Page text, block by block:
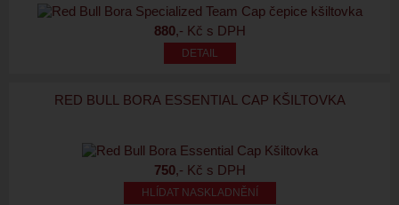
880,- Kč s DPH
RED BULL BORA ESSENTIAL CAP KŠILTOVKA
750,- Kč s DPH
HLÍDAT NASKLADNĚNÍ